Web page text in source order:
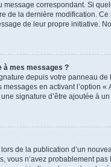
message correspondant. Si
de la dernière modification.
de leur propre initiative.
à mes messages ?
depuis votre panneau
en activant l’option
signature d’être ajoutée à
de la publication d’un
vous n’avez probablement